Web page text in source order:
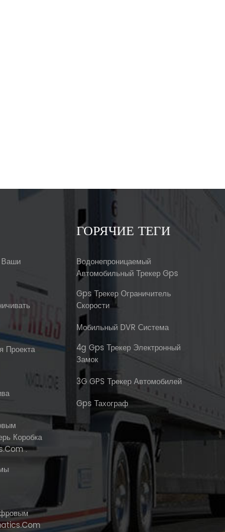
Проекта
Коробка
.
ГОРЯЧИЕ ТЕГИ
Водонепроницаемый
Автомобильный Трекер Gps
Gps Трекер Ограничитель
Скорости
Мобильный DVR Система
4g Gps Трекер Электронный
Замок
3G GPS Трекер Автомобилей
Gps Тахограф